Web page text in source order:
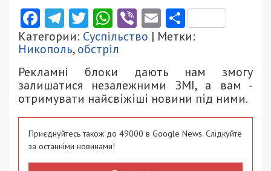
Facebook
Telegram
Twitter
WhatsApp
ViberEmail
Категории: Суспільство | Метки:
Никополь,обстріл
Рекламні блоки дають нам змогу
залишатися незалежними ЗМІ, а вам -
отримувати найсвіжіші новини під ними.
Приєднуйтесь також до 49000 в Google News. Слідкуйте
за останніми новинами!